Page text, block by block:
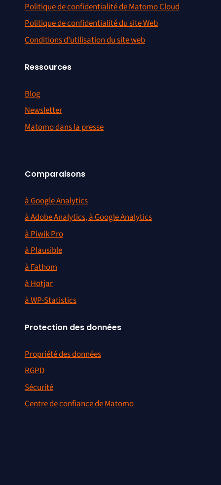
Politique de confidentialité de Matomo Cloud
Politique de confidentialité du site Web
Conditions d’utilisation du site web
Ressources
Blog
Newsletter
Matomo dans la presse
Comparaisons
à Google Analytics
à Adobe Analytics, à Google Analytics
à Piwik Pro
à Plausible
à Fathom
à Hotjar
à WP-Statistics
Protection des données
Propriété des données
RGPD
Sécurité
Centre de confiance de Matomo